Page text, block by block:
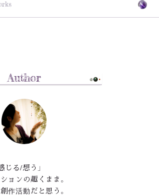
Author
じる/想う」
ョンの趣くまま。
作活動だと思う。